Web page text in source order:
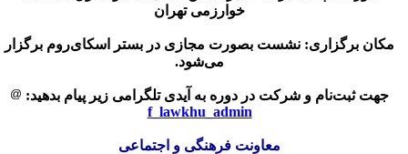
خوارزمی تهران
مکان برگزاری: نشست بصورت مجازی در بستر اسکای‌روم برگزار
می‌شود.
جهت ثبت‌نام و شرکت در دوره به آیدی تلگرامی زیر پیام بدهید:
f_lawkhu_admin
معاونت فرهنگی و اجتماعی